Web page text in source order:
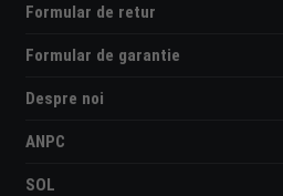
Formular de retur
Formular de garantie
Despre noi
ANPC
SOL